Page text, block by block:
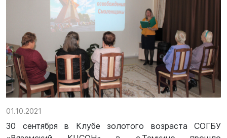
01.10.2021
30 сентября в Клубе золотого возраста СОГБУ